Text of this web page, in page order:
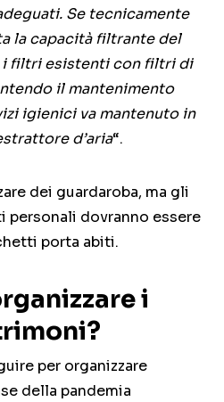
Se tecnicamente
la capacità filtrante del
filtri esistenti con filtri di
il mantenimento
igienici va mantenuto in
d’aria“.
dei guardaroba, ma gli
dovranno essere
porta abiti.
i
per organizzare
della pandemia